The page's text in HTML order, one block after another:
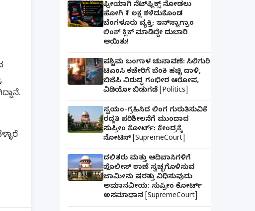
ಫ್ರೀಯಾಗಿ ನೆಟ್‌ಫ್ಲಿಕ್ಸ್ ನೋಡಲು
ಹೋಗಿ ₹1 ಲಕ್ಷ ಕಳೆದುಕೊಂಡ
ಬೆಂಗಳೂರು ವ್ಯಕ್ತಿ; ಇನ್‌ಸ್ಟಾಗ್ರಾಂ
ಲಿಂಕ್ ಕ್ಲಿಕ್ ಮಾಡಿದ್ದೇ ದುಬಾರಿ
ಆಯಿತು!
ಪಶ್ಚಿಮ ಬಂಗಾಳ ಚುನಾವಣೆ: ಸಿಲಿಗುರಿ
ಟಿಎಂಸಿ ಕಚೇರಿಗೆ ಬೆಂಕಿ ಹಚ್ಚಿ ದಾಳಿ,
ಬಿಜೆಪಿ ವಿರುದ್ಧ ಗಂಭೀರ ಆರೋಪ,
ವಿಡಿಯೋ ಬಿಡುಗಡೆ [Politics]
ಸ್ವಯಂ-ಗ್ರಹಿಸಿದ ಲಿಂಗ ಗುರುತಿಸುವಿಕೆ
ರದ್ದತಿ ಪರಿಶೀಲನೆಗೆ ಮುಂದಾದ
ಸುಪ್ರೀಂ ಕೋರ್ಟ್: ಕೇಂದ್ರಕ್ಕೆ
ನೋಟಿಸ್ [SupremeCourt]
ದಲಿತರು ಮತ್ತು ಆದಿವಾಸಿಗಳಿಗೆ
ಪೊಲೀಸ್ ಠಾಣೆ ಸ್ವಚ್ಛಗೊಳಿಸುವ
ಜಾಮೀನು ಷರತ್ತು ವಿಧಿಸುವುದು
ಅಮಾನವೀಯ: ಸುಪ್ರೀಂ ಕೋರ್ಟ್
ಅಸಮಾಧಾನ [SupremeCourt]